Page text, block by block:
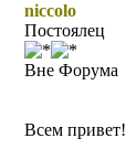
niccolo
Постоялец
Вне Форума
Всем привет!